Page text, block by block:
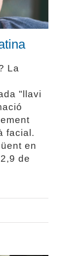
La
"llavi
facial.
en
de